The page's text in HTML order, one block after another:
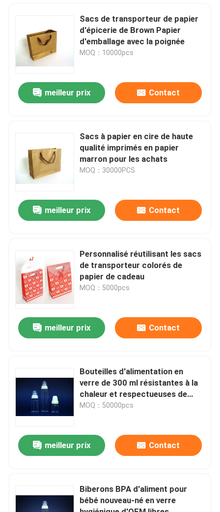
Produits
À propos de nous
Visite de l'usine
Nous contacter
Demandez un devis
Bouteilles en verre vides
Bouteilles en verre de parfum
Sacs de transporteur de papier
d'épicerie de Brown Papier
d'emballage avec la poignée
MOQ：10000pcs
meilleur prix Contact
Sacs à papier en cire de haute
qualité imprimés en papier
marron pour les achats
MOQ：30000PCS
meilleur prix Contact
Personnalisé réutilisant les sacs
de transporteur colorés de
papier de cadeau
MOQ：5000pcs
meilleur prix Contact
Bouteilles d'alimentation en
verre de 300 ml résistantes à la
chaleur et respectueuses de
l'environnement
MOQ：50000pcs
meilleur prix Contact
Biberons BPA d'aliment pour
bébé nouveau-né en verre